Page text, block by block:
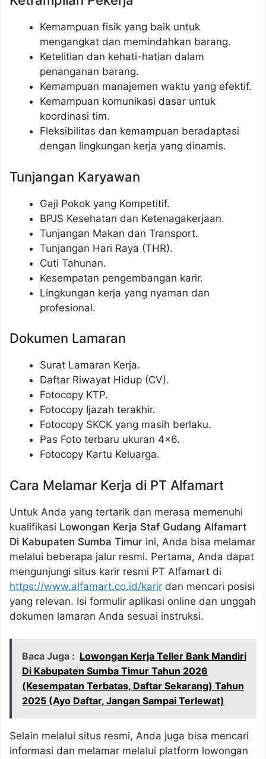
Kemampuan fisik yang baik untuk
mengangkat dan memindahkan barang.
Ketelitian dan kehati-hatian dalam
penanganan barang.
Kemampuan manajemen waktu yang efektif.
Kemampuan komunikasi dasar untuk
koordinasi tim.
Fleksibilitas dan kemampuan beradaptasi
dengan lingkungan kerja yang dinamis.
Tunjangan Karyawan
Gaji Pokok yang Kompetitif.
BPJS Kesehatan dan Ketenagakerjaan.
Tunjangan Makan dan Transport.
Tunjangan Hari Raya (THR).
Cuti Tahunan.
Kesempatan pengembangan karir.
Lingkungan kerja yang nyaman dan
profesional.
Dokumen Lamaran
Surat Lamaran Kerja.
Daftar Riwayat Hidup (CV).
Fotocopy KTP.
Fotocopy Ijazah terakhir.
Fotocopy SKCK yang masih berlaku.
Pas Foto terbaru ukuran 4×6.
Fotocopy Kartu Keluarga.
Cara Melamar Kerja di PT Alfamart
Untuk Anda yang tertarik dan merasa memenuhi
kualifikasi Lowongan Kerja Staf Gudang Alfamart
Di Kabupaten Sumba Timur ini, Anda bisa melamar
melalui beberapa jalur resmi. Pertama, Anda dapat
mengunjungi situs karir resmi PT Alfamart di
https://www.alfamart.co.id/karir dan mencari posisi
yang relevan. Isi formulir aplikasi online dan unggah
dokumen lamaran Anda sesuai instruksi.
Baca Juga : Lowongan Kerja Teller Bank Mandiri
Di Kabupaten Sumba Timur Tahun 2026
(Kesempatan Terbatas, Daftar Sekarang) Tahun
2025 (Ayo Daftar, Jangan Sampai Terlewat)
Selain melalui situs resmi, Anda juga bisa mencari
informasi dan melamar melalui platform lowongan